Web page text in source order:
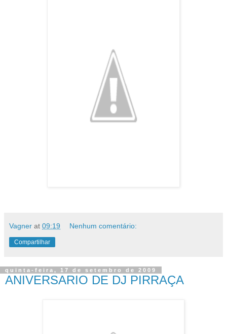
Vagner at 09:19 Nenhum comentário:
Compartilhar
quinta-feira, 17 de setembro de 2009
ANIVERSARIO DE DJ PIRRAÇA